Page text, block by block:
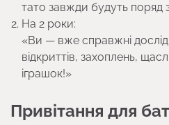
тато завжди будуть поряд
На 2 роки:
«Ви — вже справжні
відкриттів, захоплень,
іграшок!»
Привітання для